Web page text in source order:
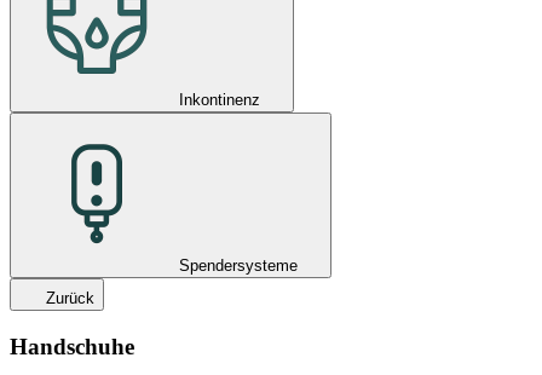
Inkontinenz
Spendersysteme
Zurück
Handschuhe